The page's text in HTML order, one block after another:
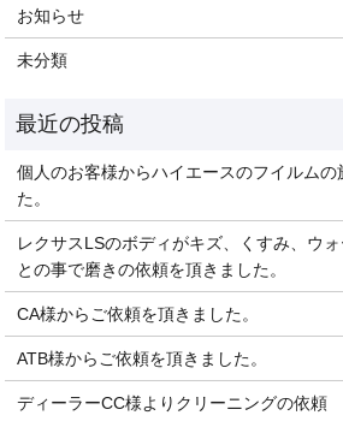
お知らせ
未分類
個人のお客様からハイエースのフイルムの
た。
レクサスLSのボディがキズ、くすみ、ウ
との事で磨きの依頼を頂きました。
CA様からご依頼を頂きました。
ATB様からご依頼を頂きました。
ディーラーCC様よりクリーニングの依頼